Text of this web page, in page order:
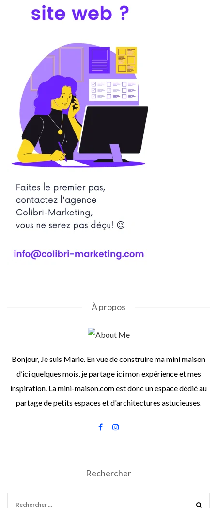
À propos
Bonjour, Je suis Marie. En vue de construire ma mini maison
d’ici quelques mois, je partage ici mon expérience et mes
inspiration. La mini-maison.com est donc un espace dédié au
partage de petits espaces et d'architectures astucieuses.
Rechercher